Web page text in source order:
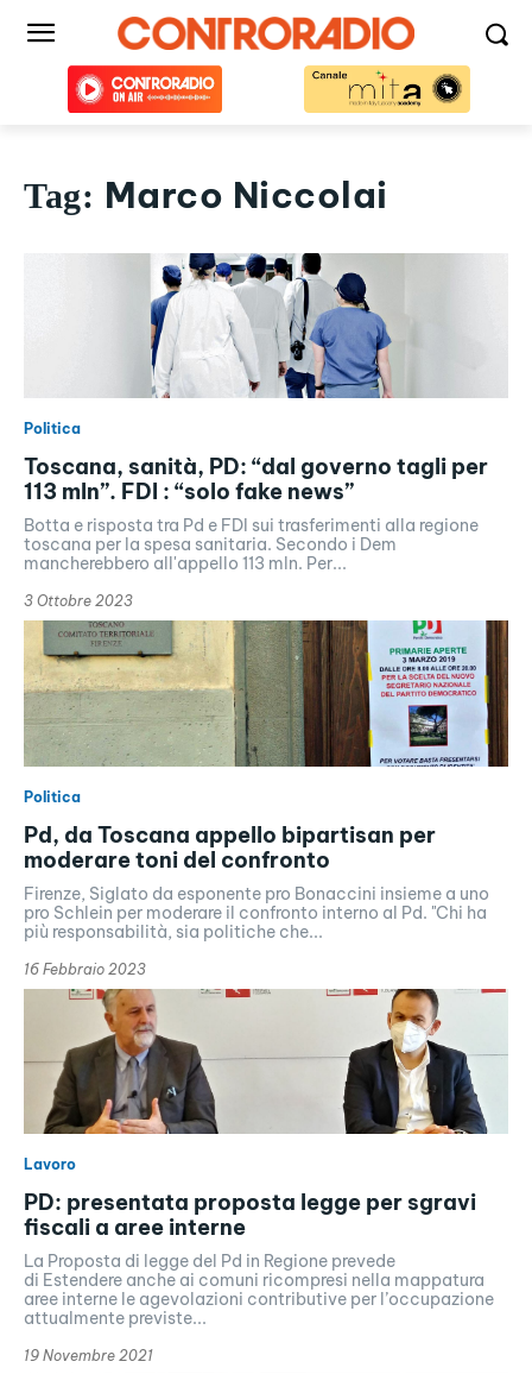
Tag: Marco Niccolai
Politica
Toscana, sanità, PD: “dal governo tagli per
113 mln”. FDI : “solo fake news”
Botta e risposta tra Pd e FDI sui trasferimenti alla regione
toscana per la spesa sanitaria. Secondo i Dem
mancherebbero all'appello 113 mln. Per...
3 Ottobre 2023
Politica
Pd, da Toscana appello bipartisan per
moderare toni del confronto
Firenze, Siglato da esponente pro Bonaccini insieme a uno
pro Schlein per moderare il confronto interno al Pd. "Chi ha
più responsabilità, sia politiche che...
16 Febbraio 2023
Lavoro
PD: presentata proposta legge per sgravi
fiscali a aree interne
La Proposta di legge del Pd in Regione prevede
di Estendere anche ai comuni ricompresi nella mappatura
aree interne le agevolazioni contributive per l’occupazione
attualmente previste...
19 Novembre 2021